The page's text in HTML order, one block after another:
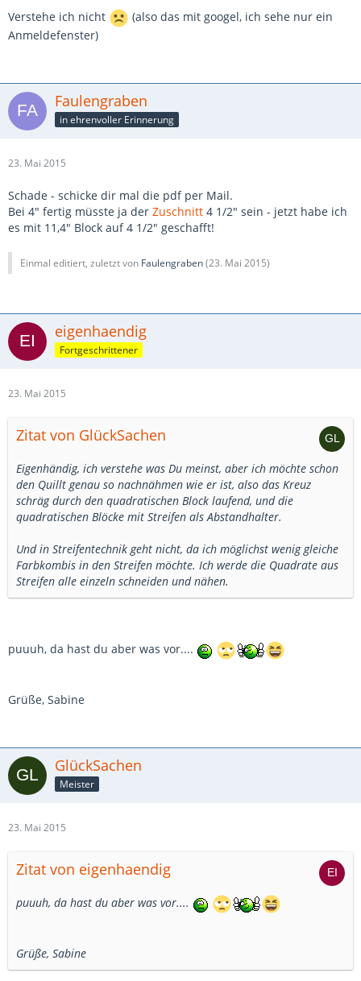
Verstehe ich nicht
(also das mit googel, ich sehe nur ein
Anmeldefenster)
Faulengraben
in ehrenvoller Erinnerung
23. Mai 2015
Schade - schicke dir mal die pdf per Mail.
Bei 4" fertig müsste ja der Zuschnitt 4 1/2" sein - jetzt habe ich
es mit 11,4" Block auf 4 1/2" geschafft!
Einmal editiert, zuletzt von Faulengraben(23. Mai 2015)
eigenhaendig
Fortgeschrittener
23. Mai 2015
Zitat von GlückSachen
Eigenhändig, ich verstehe was Du meinst, aber ich möchte schon
den Quillt genau so nachnähmen wie er ist, also das Kreuz
schräg durch den quadratischen Block laufend, und die
quadratischen Blöcke mit Streifen als Abstandhalter.
Und in Streifentechnik geht nicht, da ich möglichst wenig gleiche
Farbkombis in den Streifen möchte. Ich werde die Quadrate aus
Streifen alle einzeln schneiden und nähen.
puuuh, da hast du aber was vor....
Grüße, Sabine
GlückSachen
Meister
23. Mai 2015
Zitat von eigenhaendig
puuuh, da hast du aber was vor....
Grüße, Sabine